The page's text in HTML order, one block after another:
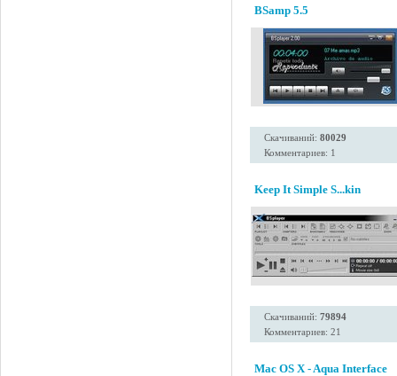
BSamp 5.5
Скачиваний: 80029
Комментариев: 1
Keep It Simple S...kin
Скачиваний: 79894
Комментариев: 21
Mac OS X - Aqua Interface